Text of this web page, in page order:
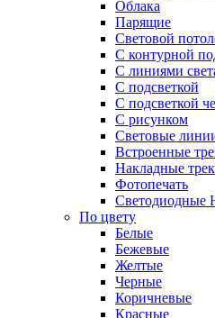
Облака
Парящие
Световой
С контурной
С линиями
С подсветкой
С подсветкой
С рисунком
Световые
Встроенные
Накладные
Фотопечать
Светодиодные
По цвету
Белые
Бежевые
Желтые
Черные
Коричневые
Красные